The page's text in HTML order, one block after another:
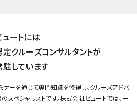
ュートには
定クルーズコンサルタントが
駐しています
ナーを通じて専門知識を修得し、クルーズアドバ
ペシャリストです。株式会社ビュートでは、一